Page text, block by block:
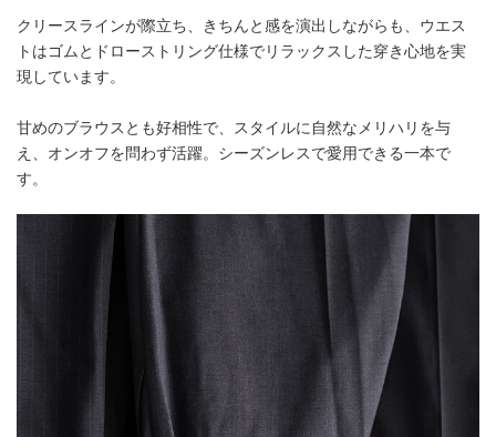
クリースラインが際立ち、きちんと感を演出しながらも、ウエス
トはゴムとドローストリング仕様でリラックスした穿き心地を実
現しています。
甘めのブラウスとも好相性で、スタイルに自然なメリハリを与
え、オンオフを問わず活躍。シーズンレスで愛用できる一本で
す。